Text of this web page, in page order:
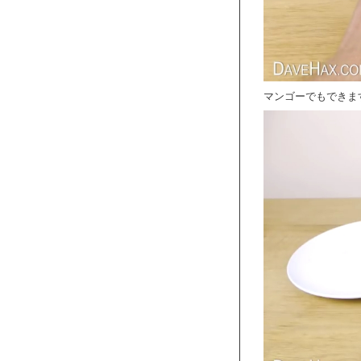
マンゴーでもできま